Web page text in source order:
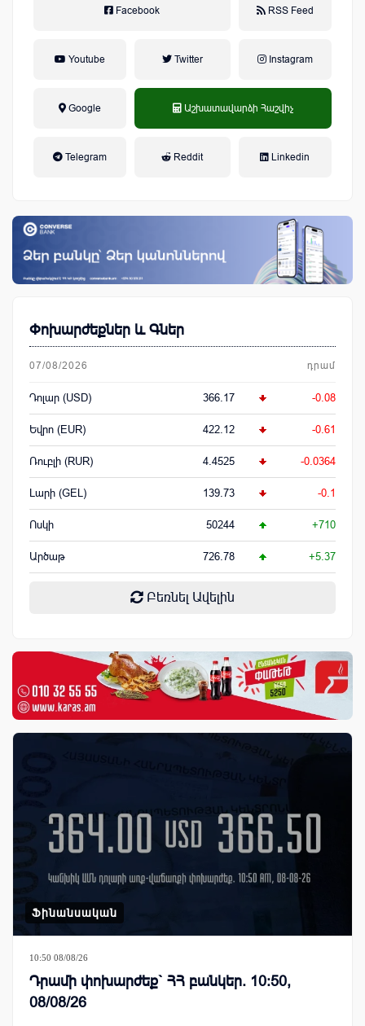
Facebook RSS Feed
Youtube Twitter Instagram
Google Աշխատավարձի Հաշվիչ
Telegram Reddit Linkedin
Փոխարժեքներ և Գներ
07/08/2026 դրամ
Դոլար (USD) 366.17 -0.08
Եվրո (EUR) 422.12 -0.61
Ռուբլի (RUR) 4.4525 -0.0364
Լարի (GEL) 139.73 -0.1
Ոսկի 50244 +710
Արծաթ 726.78 +5.37
Բեռնել Ավելին
Ֆինանսական
10:50 08/08/26
Դրամի փոխարժեք` ՀՀ բանկեր. 10:50,
08/08/26